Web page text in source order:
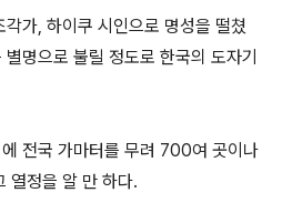
가, 하이쿠 시인으로 명성을 떨쳤
명으로 불릴 정도로 한국의 도자기
전국 가마터를 무려 700여 곳이나
열정을 알 만 하다.